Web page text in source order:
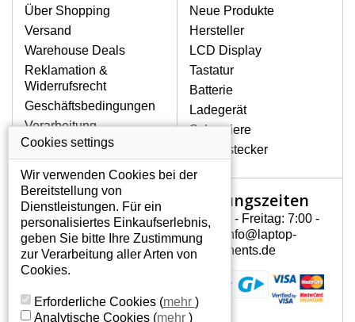
gehören mechanische Schäden, z. B.
ein geborstenes Display oder Risse.
Ferner senkrechte Streifen, das Display
leuchtet nicht, blinkt unregelmäßig oder
ist ungleichmäßig hell.
LCD DISPLAYS HP PAVILION
DV6-1126TX VON HÖCHSTER
Originaldisplays, die die hohe
Qualitätsklasse A+ erfüllen, also
ohne mangelhafte Pixel, und
zwar über die gesamte
Garantiezeit.
WIE KÖNNEN SIE FESTSTELLEN,
WELCHES DISPLAY SIE FÜR IHREN
NOTEBOOK BRAUCHEN HP PAVILION
Über Shopping
Versand
Warehouse Deals
Reklamation &
Widerrufsrecht
Geschäftsbedingungen
Verarbeitung
personenbezogener
Daten
Über uns - Impressum
Neue Produkte
Hersteller
LCD Display
Tastatur
Batterie
Ladegerät
Scharniere
Gerätestecker
Mein Konto
Mein Konto
Persönliche Daten
Addressen
Öffnungszeiten
Montag - Freitag: 7:00 -
15:30 info@laptop-
components.de
Cookies settings
Wir verwenden Cookies bei der
Bereitstellung von
Dienstleistungen. Für ein
personalisiertes Einkaufserlebnis,
geben Sie bitte Ihre Zustimmung
zur Verarbeitung aller Arten von
Cookies.
Erforderliche Cookies (mehr )
Analytische Cookies (mehr )